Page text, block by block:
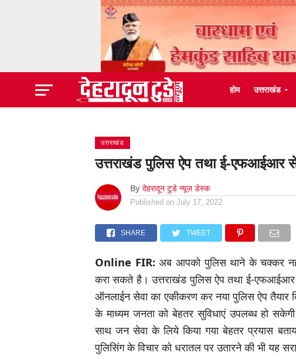
होम उत्तराखंड
उत्तराखंड
उत्तराखंड पुलिस ऐप तथा ई-एफआईआर
By देहरादून टुडे न्यूज़ डेस्क
Published on July 17, 2022
SHARE TWEET
Online FIR:अब आपको पुलिस थाने के चक्कर
करा सकते है। उत्तराखंड पुलिस ऐप तथा ई-एफआईआर
ऑनलाईन सेवा का एकीकरण कर नया पुलिस ऐप तैयार
के माध्यम जनता को बेहतर सुविधाएं उपलब्ध हो
साथ जन सेवा के लिये किया गया बेहतर प्रयास
पुलिसिंग के विचार को धरातल पर उतारने की भी यह